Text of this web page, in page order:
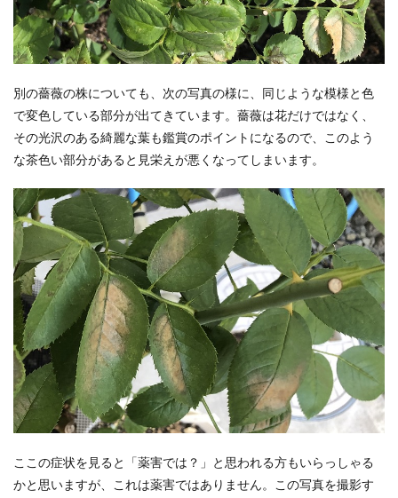
別の薔薇の株についても、次の写真の様に、同じような模様と色
で変色している部分が出てきています。薔薇は花だけではなく、
その光沢のある綺麗な葉も鑑賞のポイントになるので、このよう
な茶色い部分があると見栄えが悪くなってしまいます。
ここの症状を見ると「薬害では？」と思われる方もいらっしゃる
かと思いますが、これは薬害ではありません。この写真を撮影す